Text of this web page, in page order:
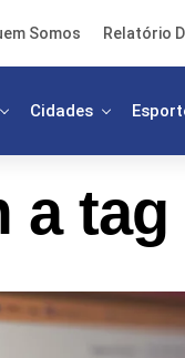
Somos Relatório
Cidades
a